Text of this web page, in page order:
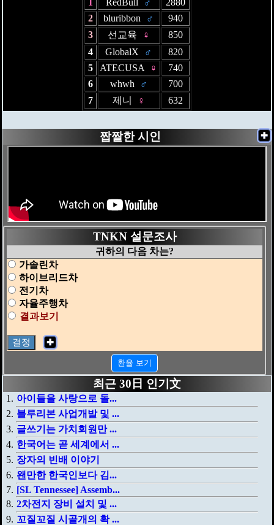
1
RedBull ♂
2880
2
bluribbon ♂
940
3
선교육 ♀
850
4
GlobalX ♂
820
5
ATECUSA ♀
740
6
whwh ♂
700
7
제니 ♀ 632
짭짤한 시인 ✚
TNKN 설문조사
귀하의 다음 차는?
가솔린차
하이브리드차
전기차
자율주행차
결과보기
✚
환율 보기
최근 30日 인기文
아이들을 사랑으로 돌...
블루리본 사업개발 및 ...
글쓰기는 가치회원만 ...
한국어는 곧 세계에서 ...
장자의 빈배 이야기
왠만한 한국인보다 김...
[SL Tennessee] Assemb...
2차전지 장비 설치 및 ...